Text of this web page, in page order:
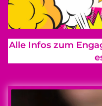
Alle Infos zum